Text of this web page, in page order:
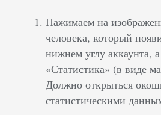
Нажимаем на
человека, который
нижнем углу аккаунта,
«Статистика» (в виде
Должно открыться
статистическими